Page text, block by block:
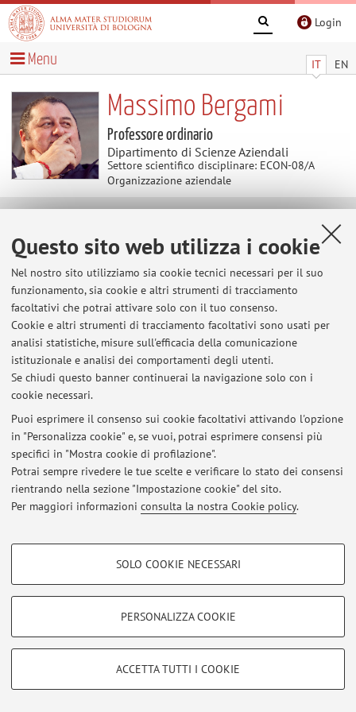
Questo sito web utilizza i cookie
Nel nostro sito utilizziamo sia cookie tecnici necessari per il suo
funzionamento, sia cookie e altri strumenti di tracciamento
facoltativi che potrai attivare solo con il tuo consenso.
Cookie e altri strumenti di tracciamento facoltativi sono usati per
analisi statistiche, misure sull'efficacia della comunicazione
istituzionale e analisi dei comportamenti degli utenti.
Se chiudi questo banner continuerai la navigazione solo con i
cookie necessari.
Puoi esprimere il consenso sui cookie facoltativi attivando l'opzione
in "Personalizza cookie" e, se vuoi, potrai esprimere consensi più
specifici in "Mostra cookie di profilazione".
Potrai sempre rivedere le tue scelte e verificare lo stato dei consensi
rientrando nella sezione "Impostazione cookie" del sito.
Per maggiori informazioni consulta la nostra Cookie policy.
COOKIE DI PROFILAZIONE - FACOLTATIVI
COOKIE TECNICI - NECESSARI
Si tratta di cookie tecnici utilizzati, a titolo esemplificativo, per il corretto
SOLO COOKIE NECESSARI
PERSONALIZZA COOKIE
ACCETTA TUTTI I COOKIE
Login
IT EN
Menu
Massimo Bergami
Professore ordinario
Dipartimento di Scienze Aziendali
Settore scientifico disciplinare: ECON-08/A
Organizzazione aziendale
Contenuti utili
BOLOGNA BUSINESS SCHOOL
Discover BBS: The business school of the University of
Bologna
RICEVIMENTO STUDENTI
Pubblicato il: 17 novembre 2021
Tutti gli avvisi
Accedi tramite
Zamboni, 33 - 40126 Bologna - Partita IVA: 01131710376
Privacy|Note legali|Impostazioni Cookie